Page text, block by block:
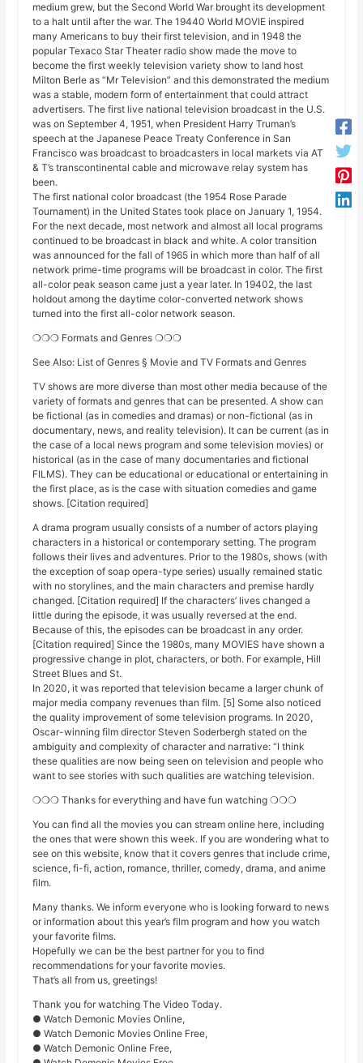
medium grew, but the Second World War brought its development
to a halt until after the war. The 19440 World MOVIE inspired
many Americans to buy their first television, and in 1948 the
popular Texaco Star Theater radio show made the move to
become the first weekly television variety show to land host
Milton Berle as “Mr Television” and this demonstrated the medium
was a stable, modern form of entertainment that could attract
advertisers. The first live national television broadcast in the U.S.
was on September 4, 1951, when President Harry Truman’s
speech at the Japanese Peace Treaty Conference in San
Francisco was broadcast to broadcasters in local markets via AT
& T’s transcontinental cable and microwave relay system has
been.
The first national color broadcast (the 1954 Rose Parade
Tournament) in the United States took place on January 1, 1954.
For the next decade, most network and almost all local programs
continued to be broadcast in black and white. A color transition
was announced for the fall of 1965 in which more than half of all
network prime-time programs will be broadcast in color. The first
all-color peak season came just a year later. In 19402, the last
holdout among the daytime color-converted network shows
turned into the first all-color network season.
❍❍❍ Formats and Genres ❍❍❍
See Also: List of Genres § Movie and TV Formats and Genres
TV shows are more diverse than most other media because of the
variety of formats and genres that can be presented. A show can
be fictional (as in comedies and dramas) or non-fictional (as in
documentary, news, and reality television). It can be current (as in
the case of a local news program and some television movies) or
historical (as in the case of many documentaries and fictional
FILMS). They can be educational or educational or entertaining in
the first place, as is the case with situation comedies and game
shows. [Citation required]
A drama program usually consists of a number of actors playing
characters in a historical or contemporary setting. The program
follows their lives and adventures. Prior to the 1980s, shows (with
the exception of soap opera-type series) usually remained static
with no storylines, and the main characters and premise hardly
changed. [Citation required] If the characters’ lives changed a
little during the episode, it was usually reversed at the end.
Because of this, the episodes can be broadcast in any order.
[Citation required] Since the 1980s, many MOVIES have shown a
progressive change in plot, characters, or both. For example, Hill
Street Blues and St.
In 2020, it was reported that television became a larger chunk of
major media company revenues than film. [5] Some also noticed
the quality improvement of some television programs. In 2020,
Oscar-winning film director Steven Soderbergh stated on the
ambiguity and complexity of character and narrative: “I think
these qualities are now being seen on television and people who
want to see stories with such qualities are watching television.
❍❍❍ Thanks for everything and have fun watching ❍❍❍
You can find all the movies you can stream online here, including
the ones that were shown this week. If you are wondering what to
see on this website, know that it covers genres that include crime,
science, fi-fi, action, romance, thriller, comedy, drama, and anime
film.
Many thanks. We inform everyone who is looking forward to news
or information about this year’s film program and how you watch
your favorite films.
Hopefully we can be the best partner for you to find
recommendations for your favorite movies.
That’s all from us, greetings!
Thank you for watching The Video Today.
● Watch Demonic Movies Online,
● Watch Demonic Movies Online Free,
● Watch Demonic Online Free,